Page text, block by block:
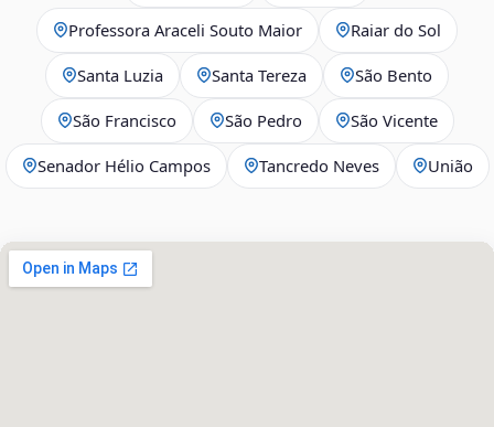
Professora Araceli Souto Maior Raiar do Sol
Santa Luzia Santa Tereza São Bento
São Francisco São Pedro São Vicente
Senador Hélio Campos Tancredo Neves União